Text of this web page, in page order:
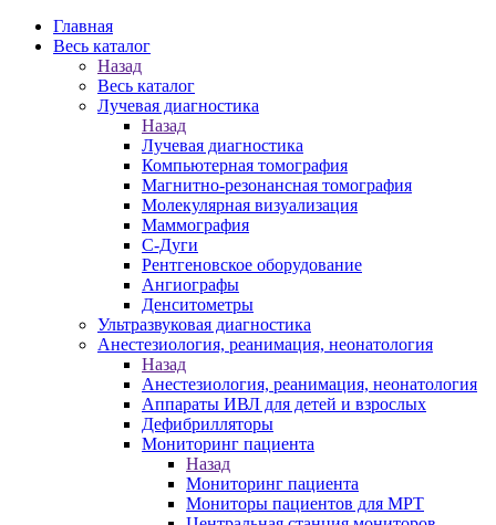
Главная
Весь каталог
Назад
Весь каталог
Лучевая диагностика
Назад
Лучевая диагностика
Компьютерная томография
Магнитно-резонансная томография
Молекулярная визуализация
Маммография
С-Дуги
Рентгеновское оборудование
Ангиографы
Денситометры
Ультразвуковая диагностика
Анестезиология, реанимация, неонатология
Назад
Анестезиология, реанимация, неонатология
Аппараты ИВЛ для детей и взрослых
Дефибрилляторы
Мониторинг пациента
Назад
Мониторинг пациента
Мониторы пациентов для МРТ